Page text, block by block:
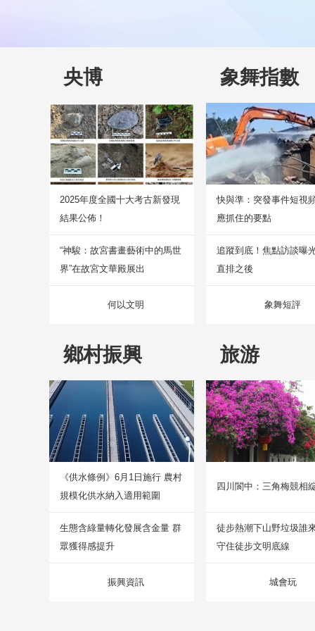
央博
2025年度全國十大考古新發現
結果公佈！
“神駿：故宮書畫藝術中的馬世
界”在故宮文華殿展出
何以文明
象舞指數
快與準：突發事件短視
應抓住的要點
追蹤到底！焦點訪談曝
直排之後
象舞短評
鄉村振興
《供水條例》6月1日施行 農村
規模化供水納入適用範圍
生態含綠量轉化發展含金量 群
眾獲得感提升
振興資訊
旅游
四川閬中：三角梅競相
徒步熱潮下山野垃圾誰
守住徒步文明底線
城會玩